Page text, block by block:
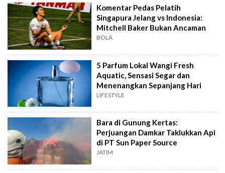
Komentar Pedas Pelatih
Singapura Jelang vs Indonesia:
Mitchell Baker Bukan Ancaman
BOLA
5 Parfum Lokal Wangi Fresh
Aquatic, Sensasi Segar dan
Menenangkan Sepanjang Hari
LIFESTYLE
Bara di Gunung Kertas:
Perjuangan Damkar Taklukkan Api
di PT Sun Paper Source
JATIM